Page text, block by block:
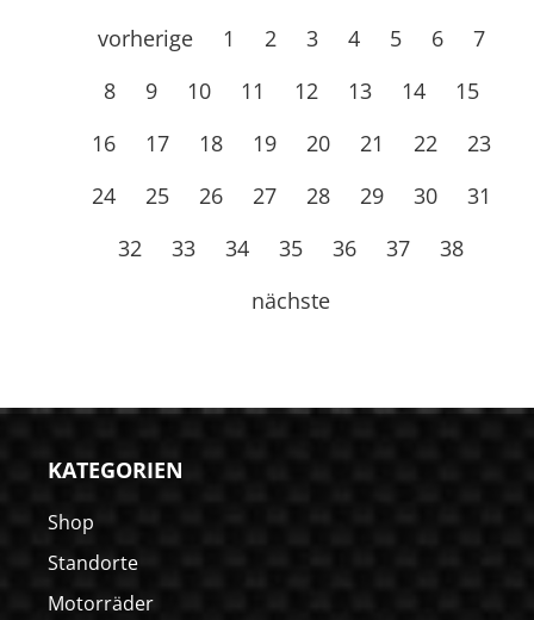
vorherige 1 2 3 4 5 6
7
8
9 10 11 12 13 14
15
16
17 18 19 20 21 22
23
24
25 26 27 28 29 30
31
32
33 34 35 36 37
38
nächste
KATEGORIEN
Shop
Standorte
Motorräder